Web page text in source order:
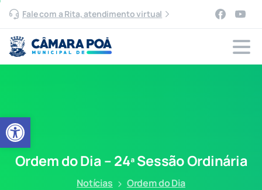
Abrir a barra de ferramentas
Fale com a Rita, atendimento virtual
OrdemdoDia –24ªSessãoOrdinária
Notícias
Ordem do Dia